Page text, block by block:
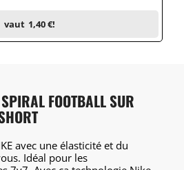
vaut 1,40 €!
FOOTBALL SUR
avec une élasticité et du
Idéal pour les